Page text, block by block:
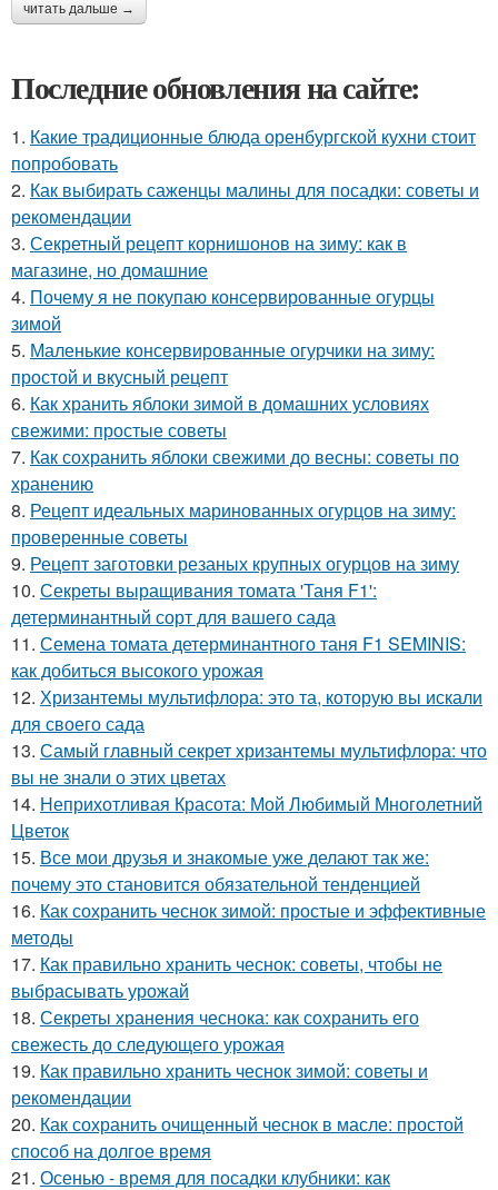
читать дальше →
Последние обновления на сайте:
1. Какие традиционные блюда оренбургской кухни стоит
попробовать
2. Как выбирать саженцы малины для посадки: советы и
рекомендации
3. Секретный рецепт корнишонов на зиму: как в
магазине, но домашние
4. Почему я не покупаю консервированные огурцы
зимой
5. Маленькие консервированные огурчики на зиму:
простой и вкусный рецепт
6. Как хранить яблоки зимой в домашних условиях
свежими: простые советы
7. Как сохранить яблоки свежими до весны: советы по
хранению
8. Рецепт идеальных маринованных огурцов на зиму:
проверенные советы
9. Рецепт заготовки резаных крупных огурцов на зиму
10. Секреты выращивания томата 'Таня F1':
детерминантный сорт для вашего сада
11. Семена томата детерминантного таня F1 SEMINIS:
как добиться высокого урожая
12. Хризантемы мультифлора: это та, которую вы искали
для своего сада
13. Самый главный секрет хризантемы мультифлора: что
вы не знали о этих цветах
14. Неприхотливая Красота: Мой Любимый Многолетний
Цветок
15. Все мои друзья и знакомые уже делают так же:
почему это становится обязательной тенденцией
16. Как сохранить чеснок зимой: простые и эффективные
методы
17. Как правильно хранить чеснок: советы, чтобы не
выбрасывать урожай
18. Секреты хранения чеснока: как сохранить его
свежесть до следующего урожая
19. Как правильно хранить чеснок зимой: советы и
рекомендации
20. Как сохранить очищенный чеснок в масле: простой
способ на долгое время
21. Осенью - время для посадки клубники: как